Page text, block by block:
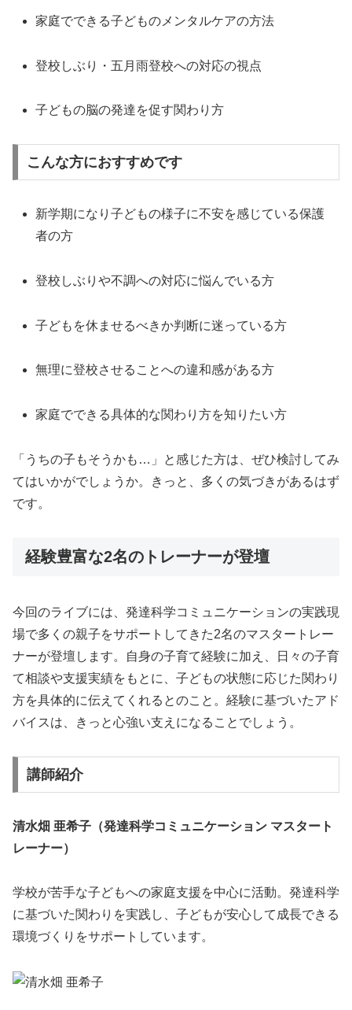
家庭でできる子どものメンタルケアの方法
登校しぶり・五月雨登校への対応の視点
子どもの脳の発達を促す関わり方
こんな方におすすめです
新学期になり子どもの様子に不安を感じている保護
者の方
登校しぶりや不調への対応に悩んでいる方
子どもを休ませるべきか判断に迷っている方
無理に登校させることへの違和感がある方
家庭でできる具体的な関わり方を知りたい方
「うちの子もそうかも…」と感じた方は、ぜひ検討してみ
てはいかがでしょうか。きっと、多くの気づきがあるはず
です。
経験豊富な2名のトレーナーが登壇
今回のライブには、発達科学コミュニケーションの実践現
場で多くの親子をサポートしてきた2名のマスタートレー
ナーが登壇します。自身の子育て経験に加え、日々の子育
て相談や支援実績をもとに、子どもの状態に応じた関わり
方を具体的に伝えてくれるとのこと。経験に基づいたアド
バイスは、きっと心強い支えになることでしょう。
講師紹介
清水畑 亜希子（発達科学コミュニケーション マスタート
レーナー）
学校が苦手な子どもへの家庭支援を中心に活動。発達科学
に基づいた関わりを実践し、子どもが安心して成長できる
環境づくりをサポートしています。